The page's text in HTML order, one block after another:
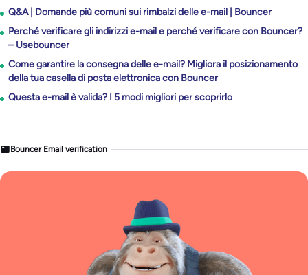
Q&A | Domande più comuni sui rimbalzi delle e-mail | Bouncer
Perché verificare gli indirizzi e-mail e perché verificare con Bouncer?
– Usebouncer
Come garantire la consegna delle e-mail? Migliora il posizionamento
della tua casella di posta elettronica con Bouncer
Questa e-mail è valida? I 5 modi migliori per scoprirlo
Bouncer Email verification